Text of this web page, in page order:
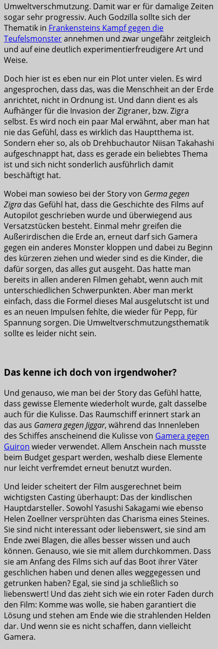
Umweltverschmutzung. Damit war er für damalige Zeiten
sogar sehr progressiv. Auch Godzilla sollte sich der
Thematik in Frankensteins Kampf gegen die
Teufelsmonsterannehmen und zwar ungefähr zeitgleich
und auf eine deutlich experimentierfreudigere Art und
Weise.
Doch hier ist es eben nur ein Plot unter vielen. Es wird
angesprochen, dass das, was die Menschheit an der Erde
anrichtet, nicht in Ordnung ist. Und dann dient es als
Aufhänger für die Invasion der Zigraner, bzw. Zigra
selbst. Es wird noch ein paar Mal erwähnt, aber man hat
nie das Gefühl, dass es wirklich das Hauptthema ist.
Sondern eher so, als ob Drehbuchautor Niisan Takahashi
aufgeschnappt hat, dass es gerade ein beliebtes Thema
ist und sich nicht sonderlich ausführlich damit
beschäftigt hat.
Wobei man sowieso bei der Story von Germa gegen
Zigra das Gefühl hat, dass die Geschichte des Films auf
Autopilot geschrieben wurde und überwiegend aus
Versatzstücken besteht. Einmal mehr greifen die
Außerirdischen die Erde an, erneut darf sich Gamera
gegen ein anderes Monster kloppen und dabei zu Beginn
des kürzeren ziehen und wieder sind es die Kinder, die
dafür sorgen, das alles gut ausgeht. Das hatte man
bereits in allen anderen Filmen gehabt, wenn auch mit
unterschiedlichen Schwerpunkten. Aber man merkt
einfach, dass die Formel dieses Mal ausgelutscht ist und
es an neuen Impulsen fehlte, die wieder für Pepp, für
Spannung sorgen. Die Umweltverschmutzungsthematik
sollte es leider nicht sein.
Das kenne ich doch von irgendwoher?
Und genauso, wie man bei der Story das Gefühl hatte,
dass gewisse Elemente wiederholt wurde, galt dasselbe
auch für die Kulisse. Das Raumschiff erinnert stark an
das aus Gamera gegen Jiggar, während das Innenleben
des Schiffes anscheinend die Kulisse von Gamera gegen
Guiron wieder verwendet. Allem Anschein nach musste
beim Budget gespart werden, weshalb diese Elemente
nur leicht verfremdet erneut benutzt wurden.
Und leider scheitert der Film ausgerechnet beim
wichtigsten Casting überhaupt: Das der kindlischen
Hauptdarsteller. Sowohl Yasushi Sakagami wie ebenso
Helen Zoellner versprühten das Charisma eines Steines.
Sie sind nicht interessant oder liebenswert, sie sind am
Ende zwei Blagen, die alles besser wissen und auch
können. Genauso, wie sie mit allem durchkommen. Dass
sie am Anfang des Films sich auf das Boot ihrer Väter
geschlichen haben und denen alles weggegessen und
getrunken haben? Egal, sie sind ja schließlich so
liebenswert! Und das zieht sich wie ein roter Faden durch
den Film: Komme was wolle, sie haben garantiert die
Lösung und stehen am Ende wie die strahlenden Helden
dar. Und wenn sie es nicht schaffen, dann vielleicht
Gamera.